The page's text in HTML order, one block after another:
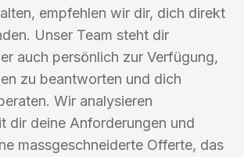
empfehlen wir dir, dich direkt
Unser Team steht dir
auch persönlich zur Verfügung,
zu beantworten und dich
Wir analysieren
dir deine Anforderungen und
massgeschneiderte Offerte, das